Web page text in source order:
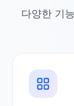
다양한 기